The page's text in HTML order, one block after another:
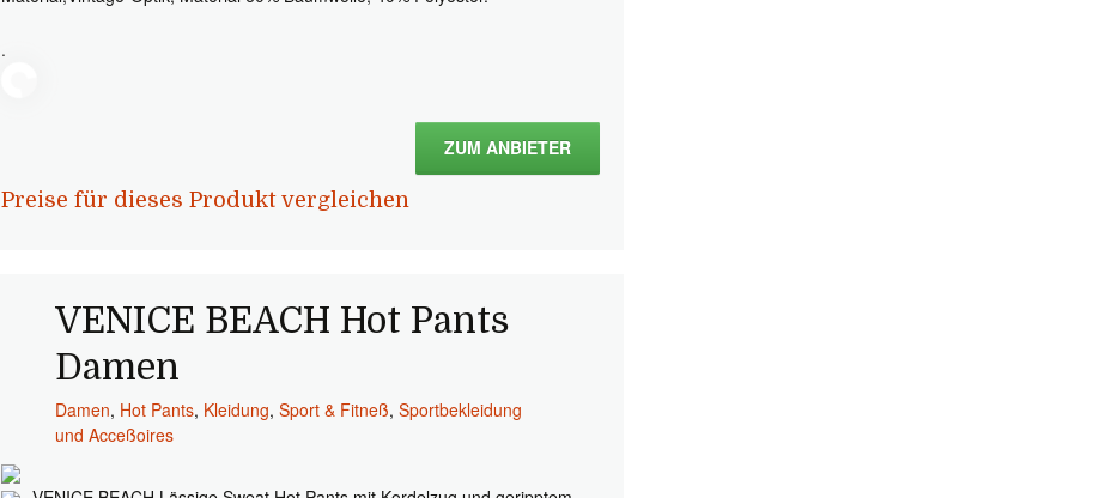
.
ZUM ANBIETER
Preise für dieses Produkt vergleichen
VENICE BEACH Hot Pants
Damen
Damen, Hot Pants, Kleidung,Sport & Fitneß,Sportbekleidung
und Acceßoires